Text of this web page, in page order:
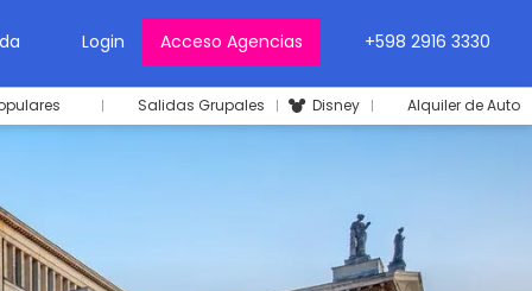
Login Acceso Agencias +598 2916 3330
Salidas Grupales Disney Alquiler de Auto